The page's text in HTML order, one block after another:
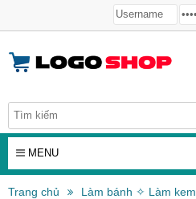
MENU
Trang chủ Làm bánh ✧ Làm kem